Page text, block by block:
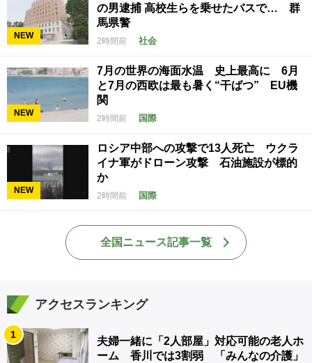
NEW
の男逮捕 高校生らを乗せたバスで… 群
馬県警
2時間前 社会
NEW
7月の世界の海面水温 史上最高に 6月
と7月の西欧は最も暑く“干ばつ” EU機
関
2時間前 国際
NEW
ロシア中部への攻撃で13人死亡 ウクラ
イナ軍がドローン攻撃 石油施設が標的
か
2時間前 国際
全国ニュース記事一覧
アクセスランキング
1
夫婦一緒に「2人部屋」対応可能の老人ホ
ーム 香川では3割弱 「みんなの介護」